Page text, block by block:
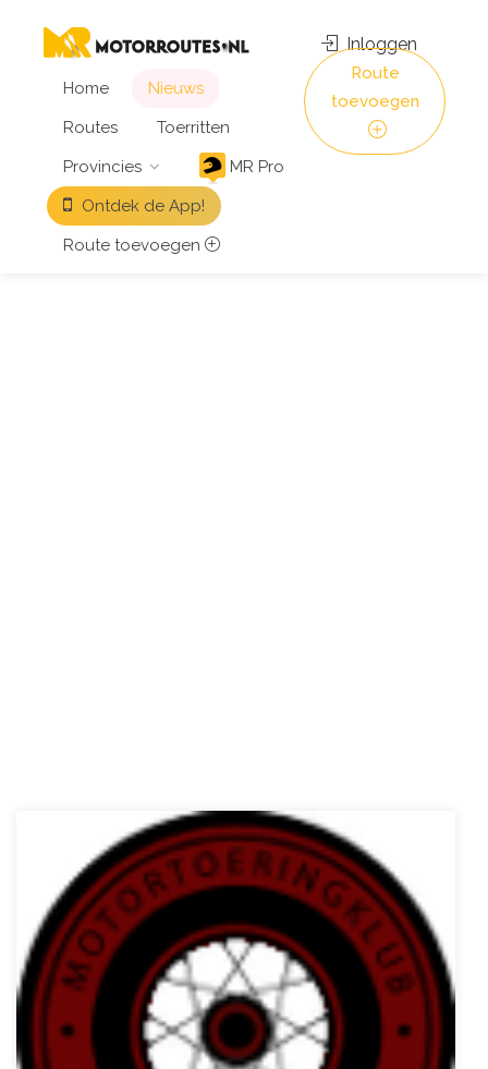
Home
Nieuws
Routes
Toerritten
Provincies
MR Pro
Ontdek de App!
Route toevoegen
Inloggen
Route
toevoegen